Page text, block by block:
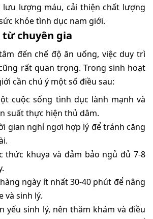
lưu lượng máu, cải thiện chất lượng
khỏe tình dục nam giới.
chuyên gia
đến chế độ ăn uống, việc duy trì
rất quan trọng. Trong sinh hoạt
cần chú ý một số điều sau:
cuộc sống tình dục lành mạnh và
suất thực hiện thủ dâm.
gian nghỉ ngơi hợp lý để tránh căng
thức khuya và đảm bảo ngủ đủ 7-8
ngày ít nhất 30-40 phút để nâng
và sinh lý.
yếu sinh lý, nên thăm khám và điều